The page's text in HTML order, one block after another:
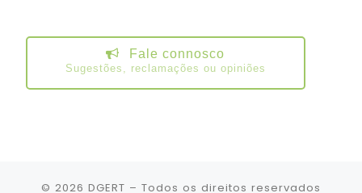
Fale connosco
Sugestões, reclamações ou opiniões
© 2026 DGERT – Todos os direitos reservados